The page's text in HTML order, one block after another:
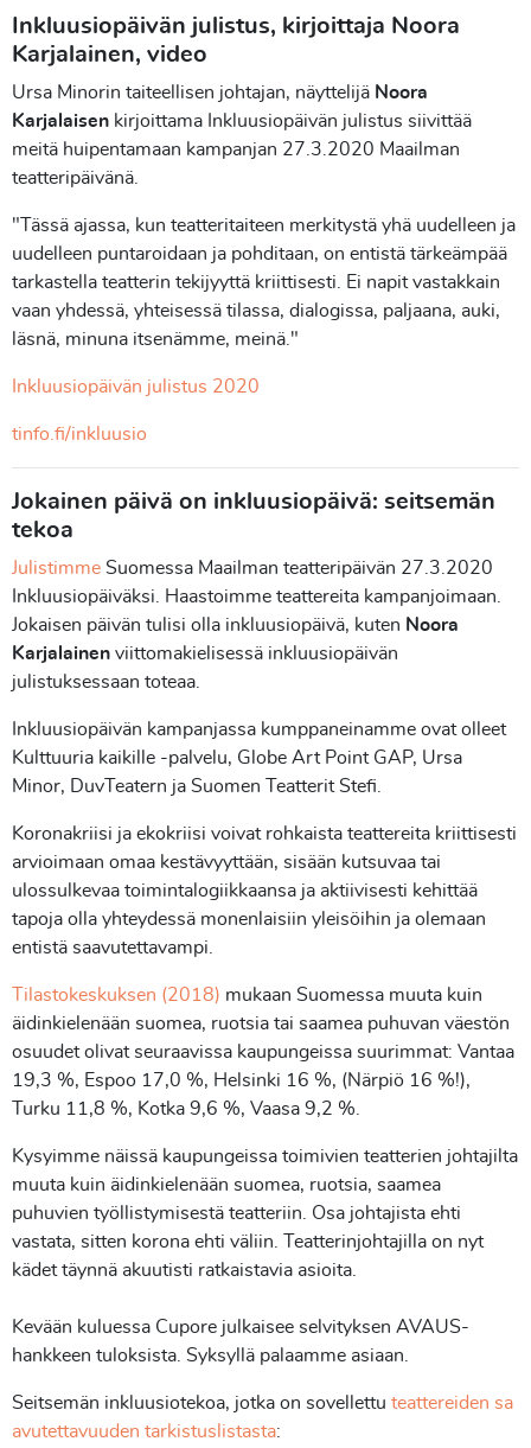
Inkluusiopäivän julistus, kirjoittaja Noora
Karjalainen, video
Ursa Minorin taiteellisen johtajan, näyttelijä Noora
Karjalaisen kirjoittama Inkluusiopäivän julistus siivittää
meitä huipentamaan kampanjan 27.3.2020 Maailman
teatteripäivänä.
"Tässä ajassa, kun teatteritaiteen merkitystä yhä uudelleen ja
uudelleen puntaroidaan ja pohditaan, on entistä tärkeämpää
tarkastella teatterin tekijyyttä kriittisesti. Ei napit vastakkain
vaan yhdessä, yhteisessä tilassa, dialogissa, paljaana, auki,
läsnä, minuna itsenämme, meinä."
Inkluusiopäivän julistus 2020
tinfo.fi/inkluusio
Jokainen päivä on inkluusiopäivä: seitsemän
tekoa
Julistimme Suomessa Maailman teatteripäivän 27.3.2020
Inkluusiopäiväksi. Haastoimme teattereita kampanjoimaan.
Jokaisen päivän tulisi olla inkluusiopäivä, kuten Noora
Karjalainen viittomakielisessä inkluusiopäivän
julistuksessaan toteaa.
Inkluusiopäivän kampanjassa kumppaneinamme ovat olleet
Kulttuuria kaikille -palvelu, Globe Art Point GAP, Ursa
Minor, DuvTeatern ja Suomen Teatterit Stefi.
Koronakriisi ja ekokriisi voivat rohkaista teattereita kriittisesti
arvioimaan omaa kestävyyttään, sisään kutsuvaa tai
ulossulkevaa toimintalogiikkaansa ja aktiivisesti kehittää
tapoja olla yhteydessä monenlaisiin yleisöihin ja olemaan
entistä saavutettavampi.
Tilastokeskuksen (2018) mukaan Suomessa muuta kuin
äidinkielenään suomea, ruotsia tai saamea puhuvan väestön
osuudet olivat seuraavissa kaupungeissa suurimmat: Vantaa
19,3 %, Espoo 17,0 %, Helsinki 16 %, (Närpiö 16 %!),
Turku 11,8 %, Kotka 9,6 %, Vaasa 9,2 %.
Kysyimme näissä kaupungeissa toimivien teatterien johtajilta
muuta kuin äidinkielenään suomea, ruotsia, saamea
puhuvien työllistymisestä teatteriin. Osa johtajista ehti
vastata, sitten korona ehti väliin. Teatterinjohtajilla on nyt
kädet täynnä akuutisti ratkaistavia asioita.
Kevään kuluessa Cupore julkaisee selvityksen AVAUS-
hankkeen tuloksista. Syksyllä palaamme asiaan.
Seitsemän inkluusiotekoa, jotka on sovellettu teattereiden sa
avutettavuuden tarkistuslistasta: